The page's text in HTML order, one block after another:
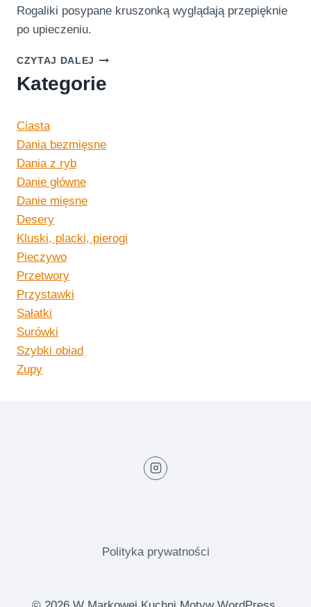
Rogaliki posypane kruszonką wyglądają przepięknie
po upieczeniu.
CZYTAJ DALEJ ROGALIKI
Z
Kategorie
Ciasta
Dania bezmięsne
Dania z ryb
Danie główne
Danie mięsne
Desery
Kluski, placki, pierogi
Pieczywo
Przetwory
Przystawki
Sałatki
Surówki
Szybki obiad
Zupy
Polityka prywatności